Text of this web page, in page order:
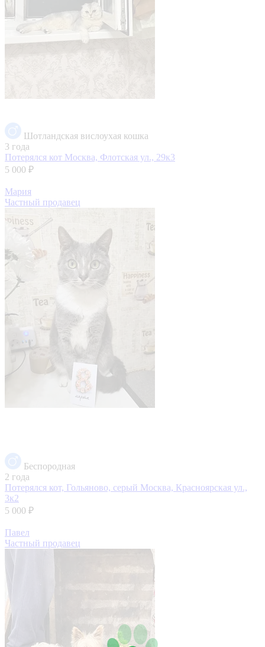
Шотландская вислоухая кошка
3 года
Потерялся кот Москва, Флотская ул., 29к3
5 000 ₽
Мария
Частный продавец
Беспородная
2 года
Потерялся кот, Гольяново, серый Москва, Красноярская ул.,
3к2
5 000 ₽
Павел
Частный продавец